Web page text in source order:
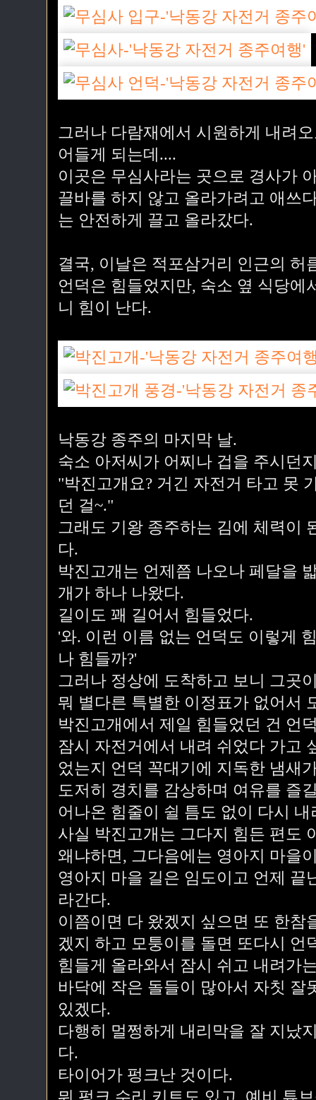
그러나 다람재에서 시원하게 내려
어들게 되는데....
이곳은 무심사라는 곳으로 경사가
끌바를 하지 않고 올라가려고 애쓰
는 안전하게 끌고 올라갔다.
결국, 이날은 적포삼거리 인근의 허
언덕은 힘들었지만, 숙소 옆 식당에
니 힘이 난다.
낙동강 종주의 마지막 날.
숙소 아저씨가 어찌나 겁을 주시던
"박진고개요? 거긴 자전거 타고 못
던 걸~."
그래도 기왕 종주하는 김에 체력이
다.
박진고개는 언제쯤 나오나 페달을
개가 하나 나왔다.
길이도 꽤 길어서 힘들었다.
'와. 이런 이름 없는 언덕도 이렇게
나 힘들까?'
그러나 정상에 도착하고 보니 그곳
뭐 별다른 특별한 이정표가 없어서
박진고개에서 제일 힘들었던 건 언
잠시 자전거에서 내려 쉬었다 가고
었는지 언덕 꼭대기에 지독한 냄새
도저히 경치를 감상하며 여유를 즐
어나온 힘줄이 쉴 틈도 없이 다시 내
사실 박진고개는 그다지 힘든 편도
왜냐하면, 그다음에는 영아지 마을
영아지 마을 길은 임도이고 언제 끝
라간다.
이쯤이면 다 왔겠지 싶으면 또 한참
겠지 하고 모퉁이를 돌면 또다시 언
힘들게 올라와서 잠시 쉬고 내려가
바닥에 작은 돌들이 많아서 자칫 잘
있겠다.
다행히 멀쩡하게 내리막을 잘 지났
다.
타이어가 펑크난 것이다.